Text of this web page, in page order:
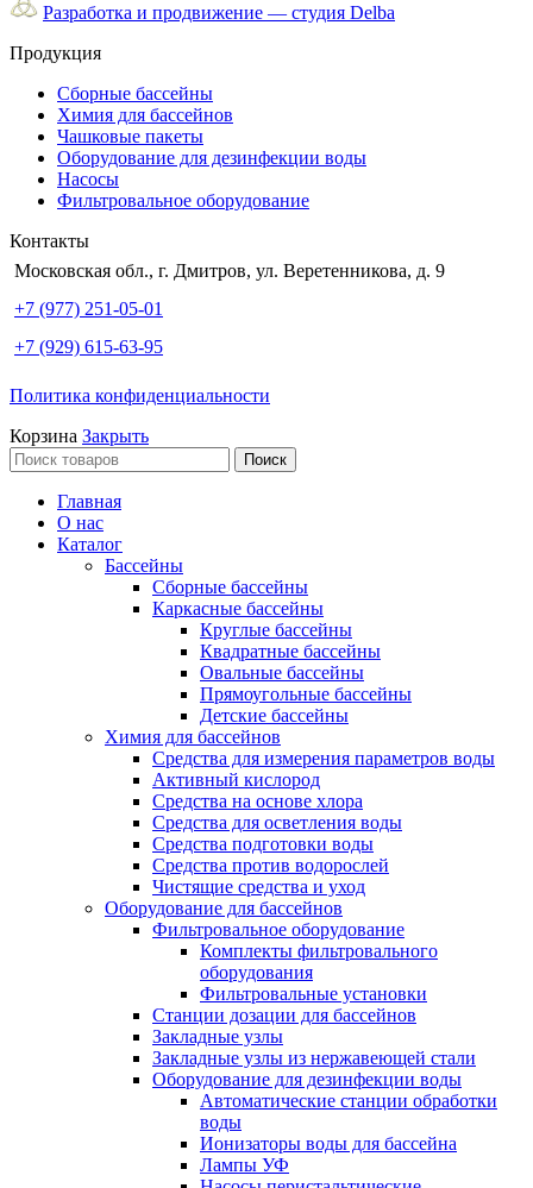
Разработка и продвижение — студия Delba
Продукция
Сборные бассейны
Химия для бассейнов
Чашковые пакеты
Оборудование для дезинфекции воды
Насосы
Фильтровальное оборудование
Контакты
Московская обл., г. Дмитров, ул. Веретенникова, д. 9
+7 (977) 251-05-01
+7 (929) 615-63-95
Политика конфиденциальности
Корзина Закрыть
Поиск
Главная
О нас
Каталог
Бассейны
Сборные бассейны
Каркасные бассейны
Круглые бассейны
Квадратные бассейны
Овальные бассейны
Прямоугольные бассейны
Детские бассейны
Химия для бассейнов
Средства для измерения параметров воды
Активный кислород
Средства на основе хлора
Средства для осветления воды
Средства подготовки воды
Средства против водорослей
Чистящие средства и уход
Оборудование для бассейнов
Фильтровальное оборудование
Комплекты фильтровального
оборудования
Фильтровальные установки
Станции дозации для бассейнов
Закладные узлы
Закладные узлы из нержавеющей стали
Оборудование для дезинфекции воды
Автоматические станции обработки
воды
Ионизаторы воды для бассейна
Лампы УФ